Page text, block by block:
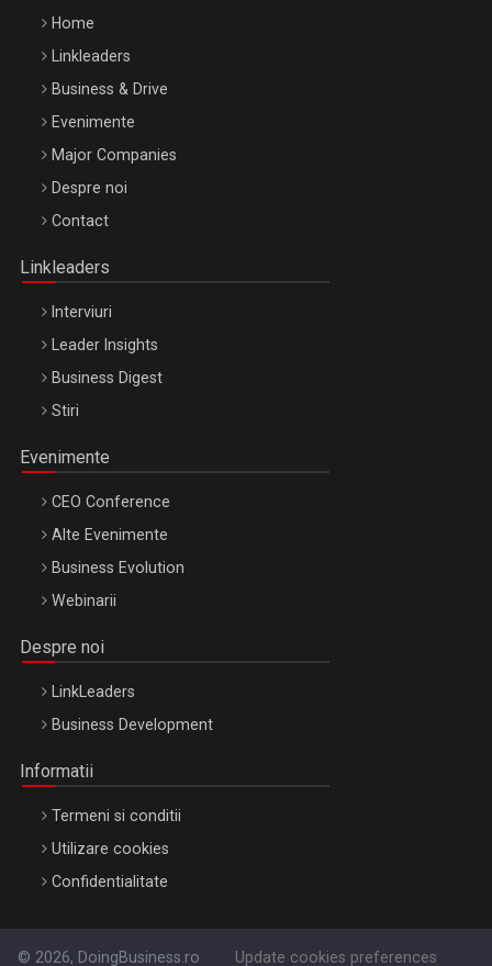
Be Inspired. Make it Happen!, ARTEMIS LETO, ORADEA, 8
Octombrie
Home
Linkleaders
Business & Drive
Evenimente
Major Companies
Despre noi
Contact
Linkleaders
Interviuri
Leader Insights
Business Digest
Stiri
Evenimente
CEO Conference
Alte Evenimente
Business Evolution
Webinarii
Despre noi
LinkLeaders
Business Development
Informatii
Termeni si conditii
Utilizare cookies
Confidentialitate
© 2026, DoingBusiness.ro Update cookies preferences